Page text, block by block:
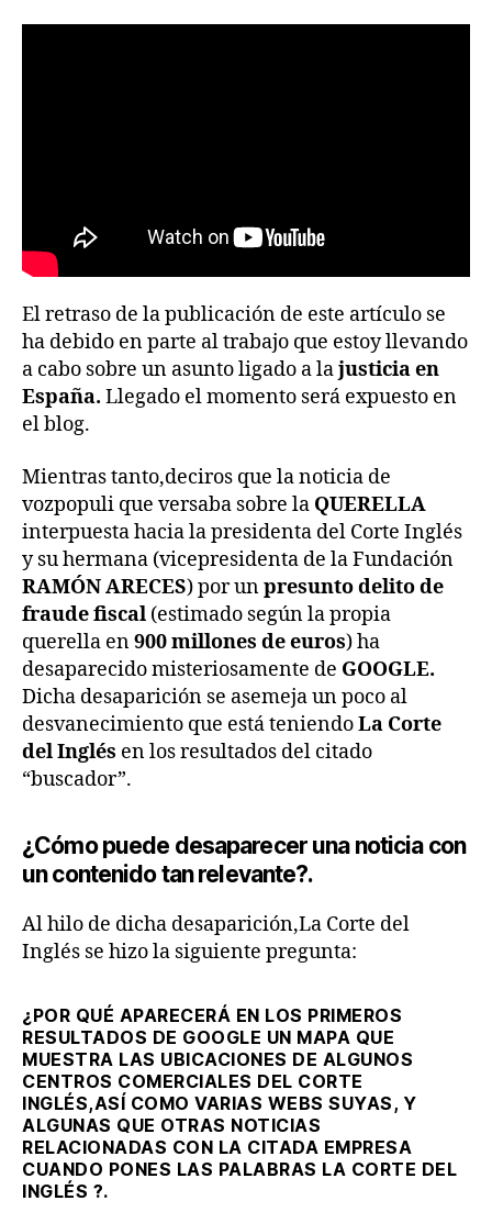
El retraso de la publicación de este artículo se
ha debido en parte al trabajo que estoy llevando
a cabo sobre un asunto ligado a lajusticia en
España. Llegado el momento será expuesto en
el blog.
Mientras tanto,deciros que la noticia de
vozpopuli que versaba sobre la QUERELLA
interpuesta hacia la presidenta del Corte Inglés
y su hermana (vicepresidenta de la Fundación
RAMÓN ARECES) por unpresunto delito de
fraude fiscal (estimado según la propia
querella en900 millones de euros) ha
desaparecido misteriosamente de GOOGLE.
Dicha desaparición se asemeja un poco al
desvanecimiento que está teniendoLa Corte
del Inglés en los resultados del citado
“buscador”.
¿Cómo puede desaparecer una noticia con
un contenido tan relevante?.
Al hilo de dicha desaparición,La Corte del
Inglés se hizo la siguiente pregunta:
¿POR QUÉ APARECERÁ EN LOS PRIMEROS
RESULTADOS DE GOOGLE UN MAPA QUE
MUESTRA LAS UBICACIONES DE ALGUNOS
CENTROS COMERCIALES DEL CORTE
INGLÉS,ASÍ COMO VARIAS WEBS SUYAS, Y
ALGUNAS QUE OTRAS NOTICIAS
RELACIONADAS CON LA CITADA EMPRESA
CUANDO PONES LAS PALABRAS LA CORTE DEL
INGLÉS ?.